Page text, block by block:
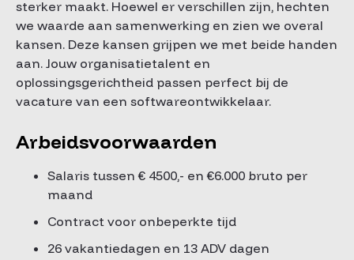
sterker maakt. Hoewel er verschillen zijn, hechten
we waarde aan samenwerking en zien we overal
kansen. Deze kansen grijpen we met beide handen
aan. Jouw organisatietalent en
oplossingsgerichtheid passen perfect bij de
vacature van een softwareontwikkelaar.
Arbeidsvoorwaarden
Salaris tussen € 4500,- en €6.000 bruto per
maand
Contract voor onbeperkte tijd
26 vakantiedagen en 13 ADV dagen